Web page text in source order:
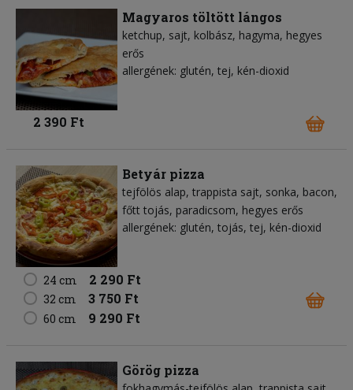
Magyaros töltött lángos
ketchup sajt kolbász hagyma hegyes
erős
allergének: glutén, tej, kén-dioxid
2 390 Ft
Betyár pizza
tejfölös alap trappista sajt sonka bacon
főtt tojás paradicsom hegyes erős
allergének: glutén, tojás, tej, kén-dioxid
24 cm 2 290 Ft
32 cm 3 750 Ft
60 cm 9 290 Ft
Görög pizza